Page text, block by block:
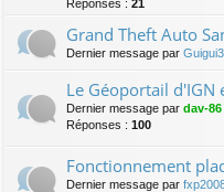
Réponses : 21
Grand Theft Auto
Dernier message par
Le Géoportail
Dernier message par dav-86
Réponses : 100
Fonctionnement
Dernier message par